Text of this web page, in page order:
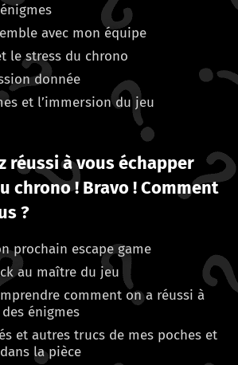
avec mon équipe
le stress du chrono
donnée
et l’immersion du jeu
réussi à vous échapper
chrono ! Bravo ! Comment
?
prochain escape game
au maître du jeu
comment on a réussi à
énigmes
et autres trucs de mes poches et
la pièce